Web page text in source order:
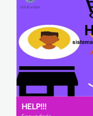
HELP!!!